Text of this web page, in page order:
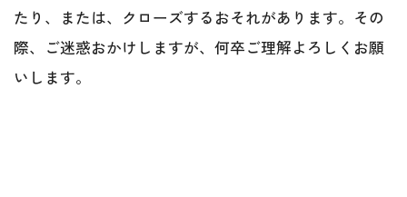
たり、または、クローズするおそれがあります。その
際、ご迷惑おかけしますが、何卒ご理解よろしくお願
いします。